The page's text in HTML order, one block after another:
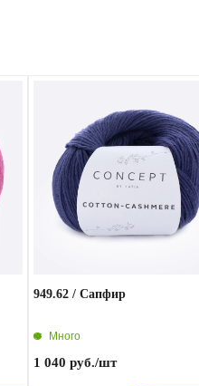
949.62 / Сапфир
Много
1 040 руб./шт